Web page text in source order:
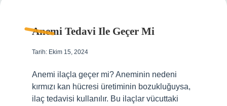
Anemi Tedavi Ile Geçer Mi
Tarih: Ekim 15, 2024
Anemi ilaçla geçer mi? Aneminin nedeni
kırmızı kan hücresi üretiminin bozukluğuysa,
ilaç tedavisi kullanılır. Bu ilaçlar vücuttaki